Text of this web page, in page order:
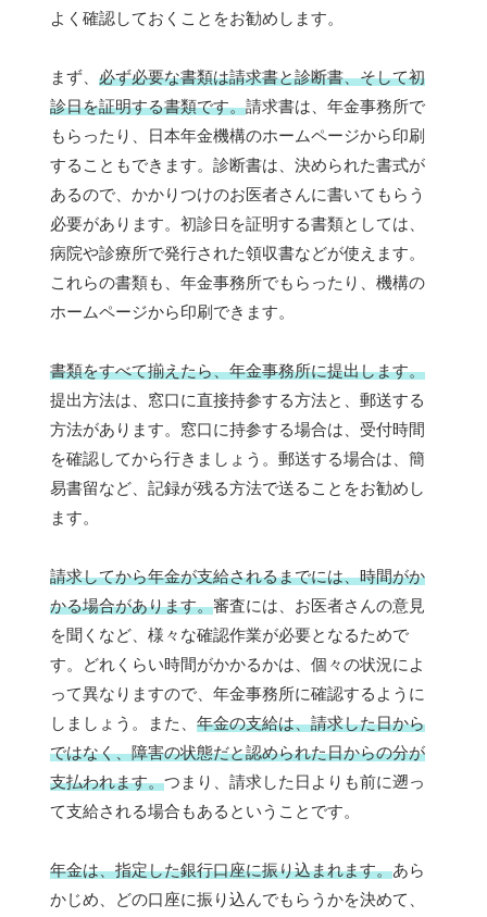
よく確認しておくことをお勧めします。
まず、 必ず必要な書類は請求書と診断書、そして初
診日を証明する書類です。請求書は、年金事務所で
もらったり、日本年金機構のホームページから印刷
することもできます。診断書は、決められた書式が
あるので、かかりつけのお医者さんに書いてもらう
必要があります。初診日を証明する書類としては、
病院や診療所で発行された領収書などが使えます。
これらの書類も、年金事務所でもらったり、機構の
ホームページから印刷できます。
書類をすべて揃えたら、年金事務所に提出します。
提出方法は、窓口に直接持参する方法と、郵送する
方法があります。窓口に持参する場合は、受付時間
を確認してから行きましょう。郵送する場合は、簡
易書留など、記録が残る方法で送ることをお勧めし
ます。
請求してから年金が支給されるまでには、時間がか
かる場合があります。審査には、お医者さんの意見
を聞くなど、様々な確認作業が必要となるためで
す。どれくらい時間がかかるかは、個々の状況によ
って異なりますので、年金事務所に確認するように
しましょう。また、 年金の支給は、請求した日から
ではなく、障害の状態だと認められた日からの分が
支払われます。つまり、請求した日よりも前に遡っ
て支給される場合もあるということです。
年金は、指定した銀行口座に振り込まれます。あら
かじめ、どの口座に振り込んでもらうかを決めて、